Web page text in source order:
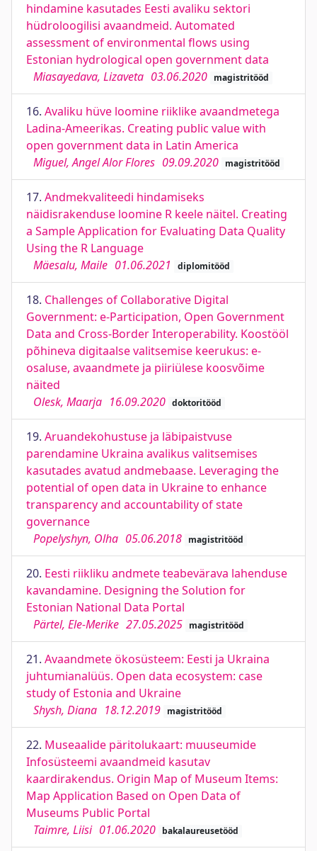
hindamine kasutades Eesti avaliku sektori
hüdroloogilisi avaandmeid. Automated
assessment of environmental flows using
Estonian hydrological open government data
Miasayedava, Lizaveta 03.06.2020 magistritööd
16. Avaliku hüve loomine riiklike avaandmetega
Ladina-Ameerikas. Creating public value with
open government data in Latin America
Miguel, Angel Alor Flores 09.09.2020 magistritööd
17. Andmekvaliteedi hindamiseks
näidisrakenduse loomine R keele näitel. Creating
a Sample Application for Evaluating Data Quality
Using the R Language
Mäesalu, Maile 01.06.2021 diplomitööd
18. Challenges of Collaborative Digital
Government: e-Participation, Open Government
Data and Cross-Border Interoperability. Koostööl
põhineva digitaalse valitsemise keerukus: e-
osaluse, avaandmete ja piiriülese koosvõime
näited
Olesk, Maarja 16.09.2020 doktoritööd
19. Aruandekohustuse ja läbipaistvuse
parendamine Ukraina avalikus valitsemises
kasutades avatud andmebaase. Leveraging the
potential of open data in Ukraine to enhance
transparency and accountability of state
governance
Popelyshyn, Olha 05.06.2018 magistritööd
20. Eesti riikliku andmete teabevärava lahenduse
kavandamine. Designing the Solution for
Estonian National Data Portal
Pärtel, Ele-Merike 27.05.2025 magistritööd
21. Avaandmete ökosüsteem: Eesti ja Ukraina
juhtumianalüüs. Open data ecosystem: case
study of Estonia and Ukraine
Shysh, Diana 18.12.2019 magistritööd
22. Museaalide päritolukaart: muuseumide
Infosüsteemi avaandmeid kasutav
kaardirakendus. Origin Map of Museum Items:
Map Application Based on Open Data of
Museums Public Portal
Taimre, Liisi 01.06.2020 bakalaureusetööd